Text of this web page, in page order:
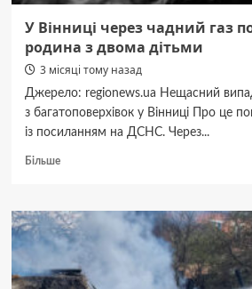
У Вінниці через чадний газ
родина з двома дітьми
3 місяці тому назад
Джерело: regionews.ua Нещасний
з багатоповерхівок у Вінниці Про це
із посиланням на ДСНС. Через...
БільшеДокладніше
Вінниці
через
чадний
постраждала